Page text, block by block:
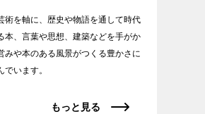
術を軸に、歴史や物語を通して時代
本、言葉や思想、建築などを手がか
みや本のある風景がつくる豊かさに
います。
もっと見る